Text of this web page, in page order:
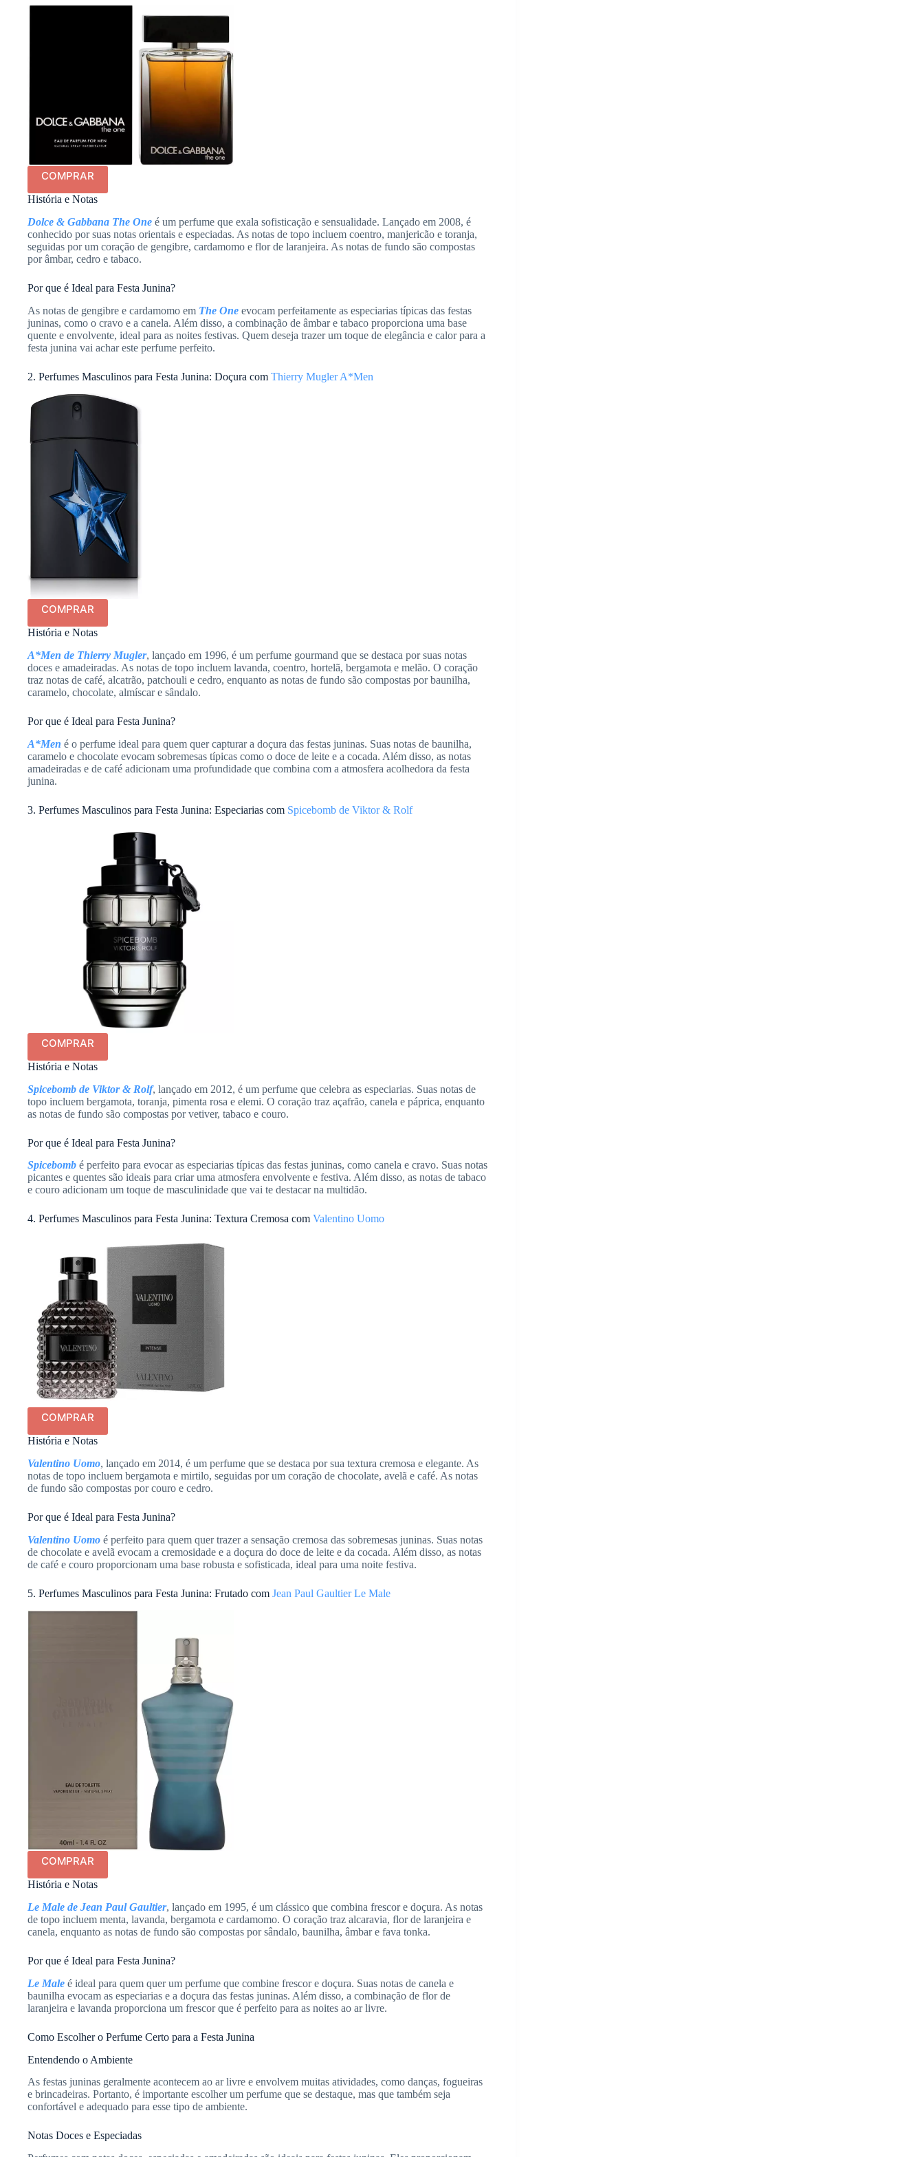
COMPRAR
História e Notas
Dolce & Gabbana The One é um perfume que exala sofisticação e sensualidade. Lançado em 2008, é
conhecido por suas notas orientais e especiadas. As notas de topo incluem coentro, manjericão e toranja,
seguidas por um coração de gengibre, cardamomo e flor de laranjeira. As notas de fundo são compostas
por âmbar, cedro e tabaco.
Por que é Ideal para Festa Junina?
As notas de gengibre e cardamomo em The One evocam perfeitamente as especiarias típicas das festas
juninas, como o cravo e a canela. Além disso, a combinação de âmbar e tabaco proporciona uma base
quente e envolvente, ideal para as noites festivas. Quem deseja trazer um toque de elegância e calor para a
festa junina vai achar este perfume perfeito.
2. Perfumes Masculinos para Festa Junina: Doçura com Thierry Mugler A*Men
COMPRAR
História e Notas
A*Men de Thierry Mugler, lançado em 1996, é um perfume gourmand que se destaca por suas notas
doces e amadeiradas. As notas de topo incluem lavanda, coentro, hortelã, bergamota e melão. O coração
traz notas de café, alcatrão, patchouli e cedro, enquanto as notas de fundo são compostas por baunilha,
caramelo, chocolate, almíscar e sândalo.
Por que é Ideal para Festa Junina?
A*Men é o perfume ideal para quem quer capturar a doçura das festas juninas. Suas notas de baunilha,
caramelo e chocolate evocam sobremesas típicas como o doce de leite e a cocada. Além disso, as notas
amadeiradas e de café adicionam uma profundidade que combina com a atmosfera acolhedora da festa
junina.
3. Perfumes Masculinos para Festa Junina: Especiarias com Spicebomb de Viktor & Rolf
COMPRAR
História e Notas
Spicebomb de Viktor & Rolf, lançado em 2012, é um perfume que celebra as especiarias. Suas notas de
topo incluem bergamota, toranja, pimenta rosa e elemi. O coração traz açafrão, canela e páprica, enquanto
as notas de fundo são compostas por vetiver, tabaco e couro.
Por que é Ideal para Festa Junina?
Spicebomb é perfeito para evocar as especiarias típicas das festas juninas, como canela e cravo. Suas notas
picantes e quentes são ideais para criar uma atmosfera envolvente e festiva. Além disso, as notas de tabaco
e couro adicionam um toque de masculinidade que vai te destacar na multidão.
4. Perfumes Masculinos para Festa Junina: Textura Cremosa com Valentino Uomo
COMPRAR
História e Notas
Valentino Uomo, lançado em 2014, é um perfume que se destaca por sua textura cremosa e elegante. As
notas de topo incluem bergamota e mirtilo, seguidas por um coração de chocolate, avelã e café. As notas
de fundo são compostas por couro e cedro.
Por que é Ideal para Festa Junina?
Valentino Uomo é perfeito para quem quer trazer a sensação cremosa das sobremesas juninas. Suas notas
de chocolate e avelã evocam a cremosidade e a doçura do doce de leite e da cocada. Além disso, as notas
de café e couro proporcionam uma base robusta e sofisticada, ideal para uma noite festiva.
5. Perfumes Masculinos para Festa Junina: Frutado com Jean Paul Gaultier Le Male
COMPRAR
História e Notas
Le Male de Jean Paul Gaultier, lançado em 1995, é um clássico que combina frescor e doçura. As notas
de topo incluem menta, lavanda, bergamota e cardamomo. O coração traz alcaravia, flor de laranjeira e
canela, enquanto as notas de fundo são compostas por sândalo, baunilha, âmbar e fava tonka.
Por que é Ideal para Festa Junina?
Le Male é ideal para quem quer um perfume que combine frescor e doçura. Suas notas de canela e
baunilha evocam as especiarias e a doçura das festas juninas. Além disso, a combinação de flor de
laranjeira e lavanda proporciona um frescor que é perfeito para as noites ao ar livre.
Como Escolher o Perfume Certo para a Festa Junina
Entendendo o Ambiente
As festas juninas geralmente acontecem ao ar livre e envolvem muitas atividades, como danças, fogueiras
e brincadeiras. Portanto, é importante escolher um perfume que se destaque, mas que também seja
confortável e adequado para esse tipo de ambiente.
Notas Doces e Especiadas